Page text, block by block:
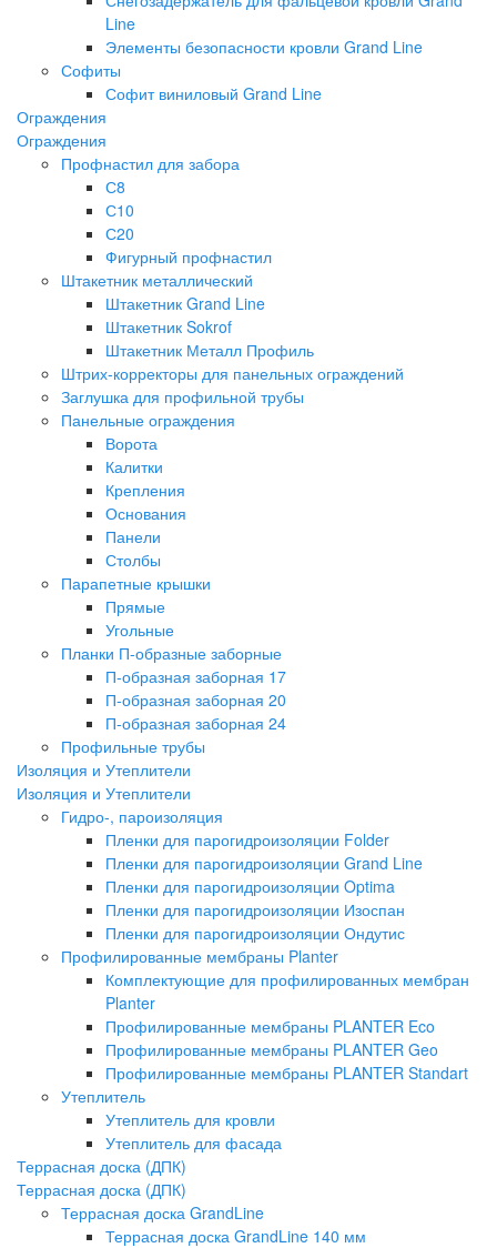
Line
Элементы безопасности кровли Grand Line
Софиты
Софит виниловый Grand Line
Ограждения
Ограждения
Профнастил для забора
С8
С10
С20
Фигурный профнастил
Штакетник металлический
Штакетник Grand Line
Штакетник Sokrof
Штакетник Металл Профиль
Штрих-корректоры для панельных ограждений
Заглушка для профильной трубы
Панельные ограждения
Ворота
Калитки
Крепления
Основания
Панели
Столбы
Парапетные крышки
Прямые
Угольные
Планки П-образные заборные
П-образная заборная 17
П-образная заборная 20
П-образная заборная 24
Профильные трубы
Изоляция и Утеплители
Изоляция и Утеплители
Гидро-, пароизоляция
Пленки для парогидроизоляции Folder
Пленки для парогидроизоляции Grand Line
Пленки для парогидроизоляции Optima
Пленки для парогидроизоляции Изоспан
Пленки для парогидроизоляции Ондутис
Профилированные мембраны Planter
Комплектующие для профилированных мембран
Planter
Профилированные мембраны PLANTER Eco
Профилированные мембраны PLANTER Geo
Профилированные мембраны PLANTER Standart
Утеплитель
Утеплитель для кровли
Утеплитель для фасада
Террасная доска (ДПК)
Террасная доска (ДПК)
Террасная доска GrandLine
Террасная доска GrandLine 140 мм